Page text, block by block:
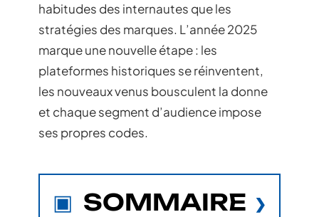
habitudes des internautes que les
stratégies des marques. L’année 2025
marque une nouvelle étape : les
plateformes historiques se réinventent,
les nouveaux venus bousculent la donne
et chaque segment d’audience impose
ses propres codes.
SOMMAIRE